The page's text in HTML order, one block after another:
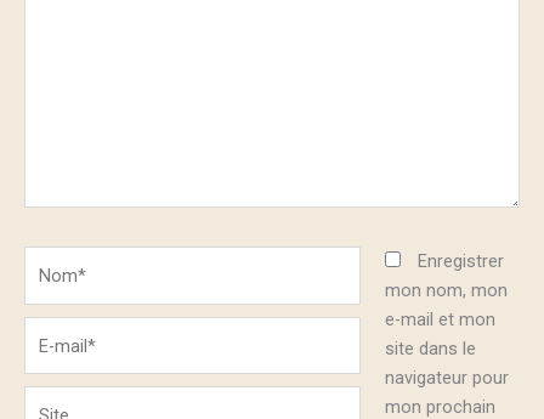
mail*
Enregistrer
mon nom, mon
e-mail et mon
site dans le
navigateur pour
mon prochain